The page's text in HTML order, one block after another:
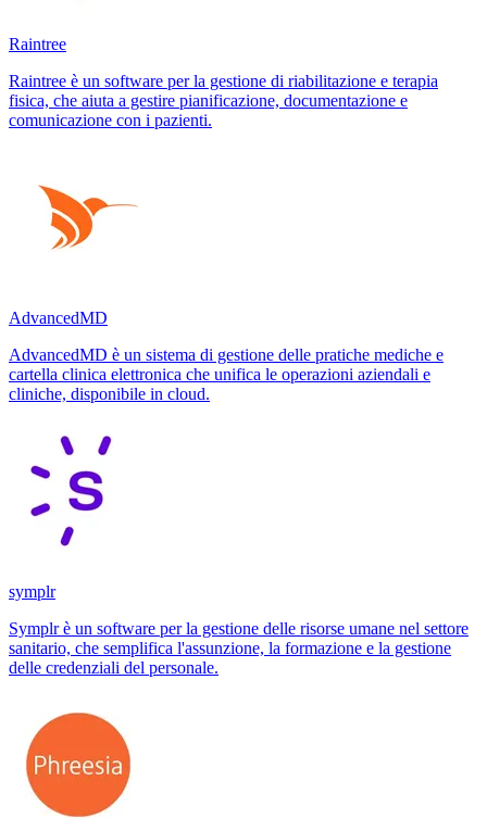
Raintree
Raintree è un software per la gestione di riabilitazione e terapia
fisica, che aiuta a gestire pianificazione, documentazione e
comunicazione con i pazienti.
AdvancedMD
AdvancedMD è un sistema di gestione delle pratiche mediche e
cartella clinica elettronica che unifica le operazioni aziendali e
cliniche, disponibile in cloud.
symplr
Symplr è un software per la gestione delle risorse umane nel settore
sanitario, che semplifica l'assunzione, la formazione e la gestione
delle credenziali del personale.